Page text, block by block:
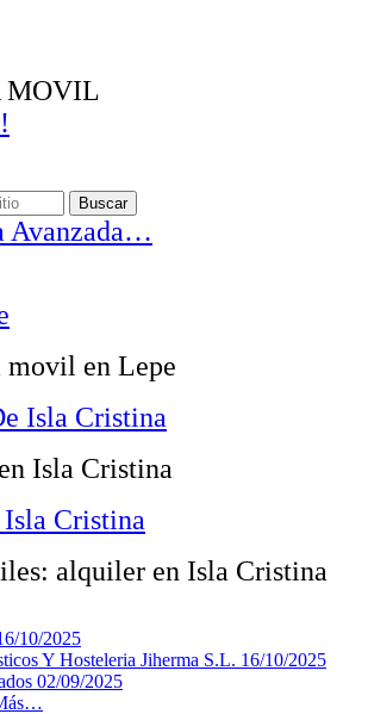
MOVIL
Avanzada…
movil en Lepe
Isla Cristina
Isla Cristina
Cristina
alquiler en Isla Cristina
10/2025
Y Hosteleria Jiherma S.L. 16/10/2025
02/09/2025